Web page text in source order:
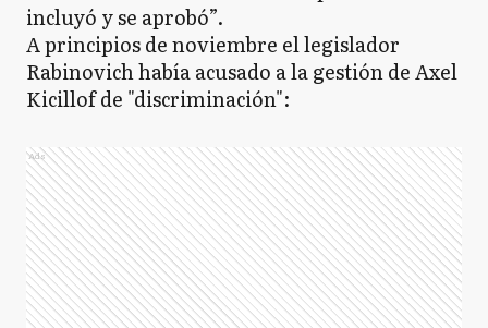
incluyó y se aprobó”.
A principios de noviembre el legislador
Rabinovich había acusado a la gestión de Axel
Kicillof de "discriminación":
Ads